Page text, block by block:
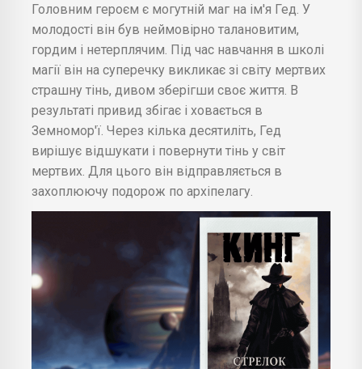
Головним героєм є могутній маг на ім'я Гед. У
молодості він був неймовірно талановитим,
гордим і нетерплячим. Під час навчання в школі
магії він на суперечку викликає зі світу мертвих
страшну тінь, дивом зберігши своє життя. В
результаті привид збігає і ховається в
Земномор'ї. Через кілька десятиліть, Гед
вирішує відшукати і повернути тінь у світ
мертвих. Для цього він відправляється в
захоплюючу подорож по архіпелагу.